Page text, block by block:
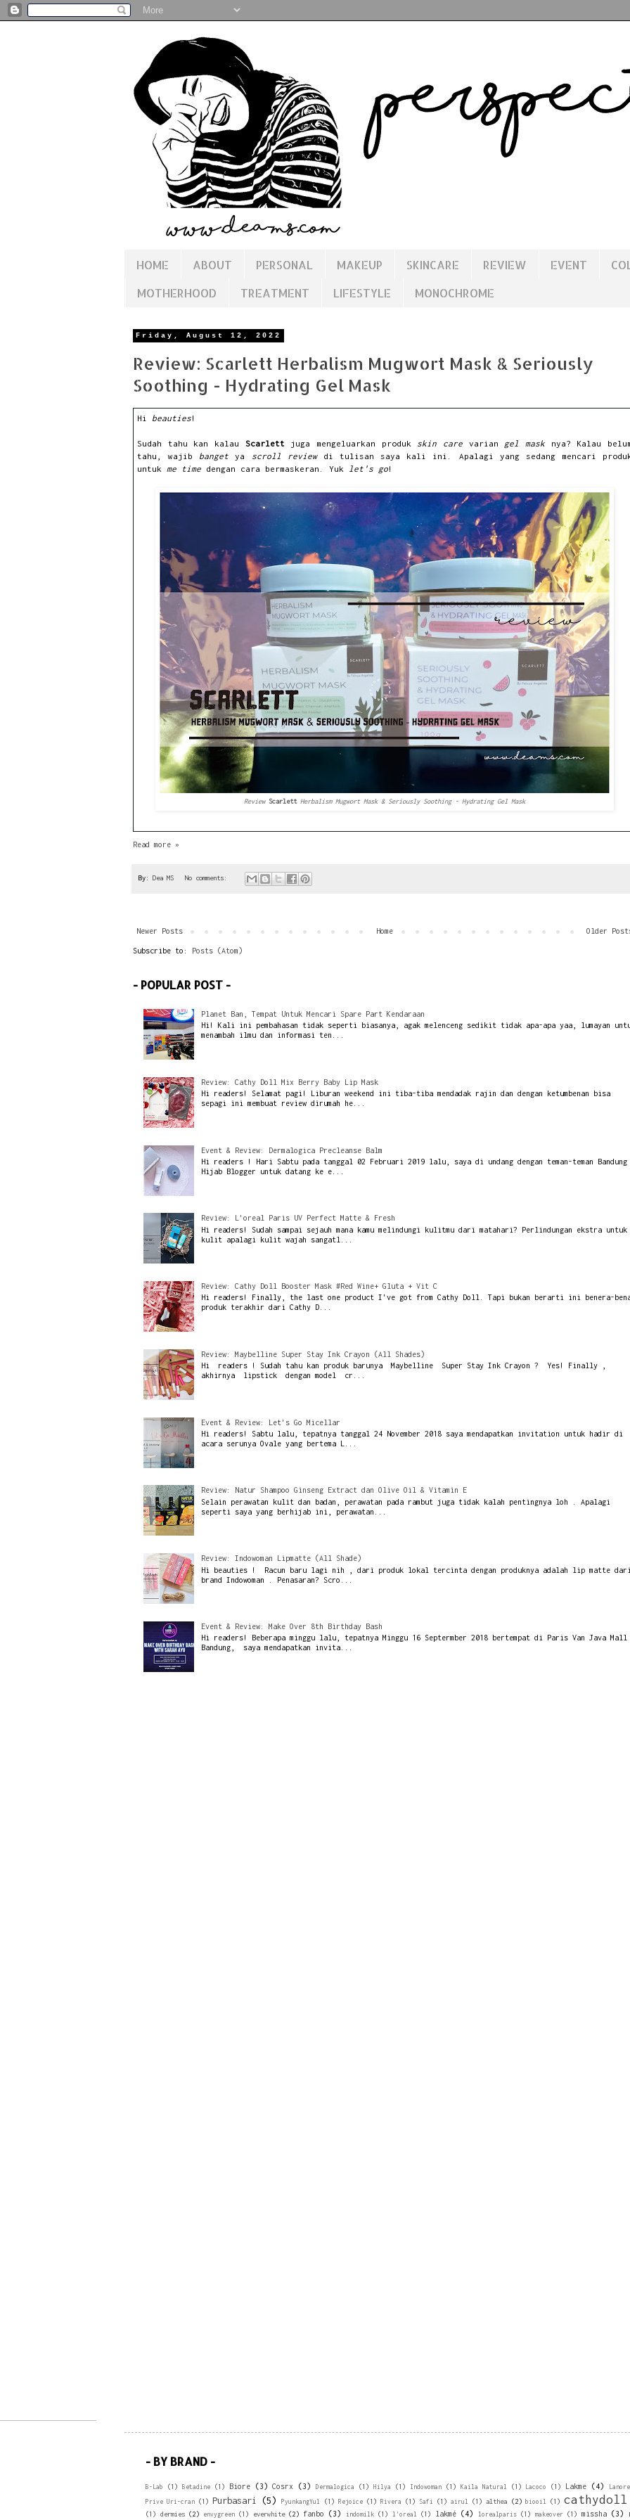
HOME ABOUT PERSONAL MAKEUP SKINCARE REVIEW EVENT
MOTHERHOOD
TREATMENT LIFESTYLE MONOCHROME
Friday, August 12, 2022
Review: Scarlett Herbalism Mugwort Mask & Seriously
Soothing - Hydrating Gel Mask
Hi beauties!
Sudah tahu kan kalau Scarlettjuga mengeluarkan produk skin care varian gel mask nya? Kalau
tahu, wajib banget ya scroll reviewdi tulisan saya kali ini. Apalagi yang sedang mencari
untuk me time dengan cara bermaskeran. Yuk let's go!
Review Scarlett Herbalism Mugwort Mask & Seriously Soothing - Hydrating Gel Mask
Read more »
By: Dea MS No comments:
Newer Posts Older
Home
Subscribe to: Posts (Atom)
- POPULAR POST -
Planet Ban, Tempat Untuk Mencari Spare Part Kendaraan
Hi! Kali ini pembahasan tidak seperti biasanya, agak melenceng sedikit tidak apa-apa yaa, lumayan
menambah ilmu dan informasi ten...
Review: Cathy Doll Mix Berry Baby Lip Mask
Hi readers! Selamat pagi! Liburan weekend ini tiba-tiba mendadak rajin dan dengan ketumbenan bisa
sepagi ini membuat review dirumah he...
Event & Review: Dermalogica Precleanse Balm
Hi readers ! Hari Sabtu pada tanggal 02 Februari 2019 lalu, saya di undang dengan teman-teman Bandung
Hijab Blogger untuk datang ke e...
Review: L'oreal Paris UV Perfect Matte & Fresh
Hi readers! Sudah sampai sejauh mana kamu melindungi kulitmu dari matahari? Perlindungan ekstra untuk
kulit apalagi kulit wajah sangatl...
Review: Cathy Doll Booster Mask #Red Wine+ Gluta + Vit C
Hi readers! Finally, the last one product I've got from Cathy Doll. Tapi bukan berarti ini benera-
produk terakhir dari Cathy D...
Review: Maybelline Super Stay Ink Crayon (All Shades)
Hi readers ! Sudah tahu kan produk barunya Maybelline Super Stay Ink Crayon ? Yes! Finally ,
akhirnya lipstick dengan model cr...
Event & Review: Let's Go Micellar
Hi readers! Sabtu lalu, tepatnya tanggal 24 November 2018 saya mendapatkan invitation untuk hadir di
acara serunya Ovale yang bertema L...
Review: Natur Shampoo Ginseng Extract dan Olive Oil & Vitamin E
Selain perawatan kulit dan badan, perawatan pada rambut juga tidak kalah pentingnya loh . Apalagi
seperti saya yang berhijab ini, perawatan...
Review: Indowoman Lipmatte (All Shade)
Hi beauties ! Racun baru lagi nih , dari produk lokal tercinta dengan produknya adalah lip matte
brand Indowoman . Penasaran? Scro...
Event & Review: Make Over 8th Birthday Bash
Hi readers! Beberapa minggu lalu, tepatnya Minggu 16 Septermber 2018 bertempat di Paris Van Java Mall
Bandung, saya mendapatkan invita...
- BY BRAND -
B-Lab (1) Betadine (1) Biore (3) Cosrx (3) Dermalogica (1) Hilya (1) Indowoman (1) Kaila Natural (1) Lacoco (1) Lakme (4) Lanore
Prive Uri-cran (1) Purbasari (5) PyunkangYul (1) Rejoice (1) Rivera (1) Safi (1) airul (1) althea (2) biooil (1) cathydoll
(1) dermies (2) envygreen (1) everwhite (2) fanbo (3) indomilk (1) l'oreal (1) lakmé (4) lorealparis (1) makeover (1) missha (3)